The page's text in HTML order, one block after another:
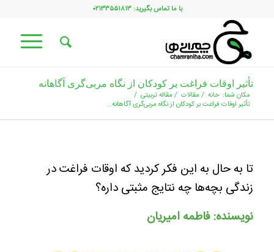
با ما تماس بگیرید: ۰۲۱۳۳۵۵۱۸۱۳
تأثیر اوقات فراغت بر کودکان از نگاه مربی‌گری آگاهانه
مکان شما: خانه / مقالات / مقاله تربیتی /
تأثیر اوقات فراغت بر کودکان از نگاه مربی‌گری آگاهانه...
تا به حال به این فکر کردید که اوقات فراغت در
زندگی بچه‌ها چه نتایج مثبتی داره؟
نویسنده: فاطمه امیریان